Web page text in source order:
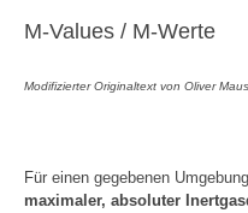
M-Values / M-Werte
Modifizierter Originaltext von Oliver
Für einen gegebenen
maximaler, absoluter